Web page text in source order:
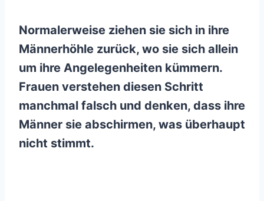
Normalerweise ziehen sie sich in ihre
Männerhöhle zurück, wo sie sich allein
um ihre Angelegenheiten kümmern.
Frauen verstehen diesen Schritt
manchmal falsch und denken, dass ihre
Männer sie abschirmen, was überhaupt
nicht stimmt.